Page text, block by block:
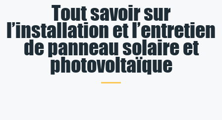
Tout savoir sur
l’installation et l’entretien
de panneau solaire et
photovoltaïque